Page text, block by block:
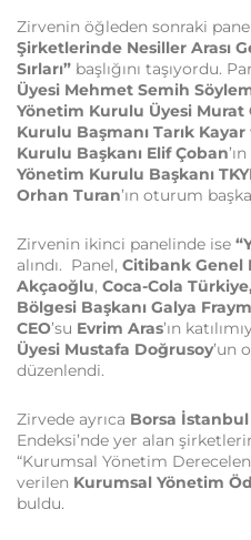
Zirvenin öğleden sonraki
Şirketlerinde Nesiller Arası
Sırları” başlığını taşıyordu.
Üyesi Mehmet Semih
Yönetim Kurulu Üyesi Murat
Kurulu Başmanı Tarık Kayar
Kurulu Başkanı Elif Çoban
Yönetim Kurulu Başkanı
Orhan Turan’ın oturum
Zirvenin ikinci panelinde ise
alındı. Panel, Citibank Genel
Akçaoğlu, Coca-Cola
Bölgesi Başkanı Galya
CEO’su Evrim Aras’ın
Üyesi Mustafa Doğrusoy’un
düzenlendi.
Zirvede ayrıca Borsa İstanbul
Endeksi’nde yer alan
“Kurumsal Yönetim
verilen Kurumsal Yönetim
buldu.